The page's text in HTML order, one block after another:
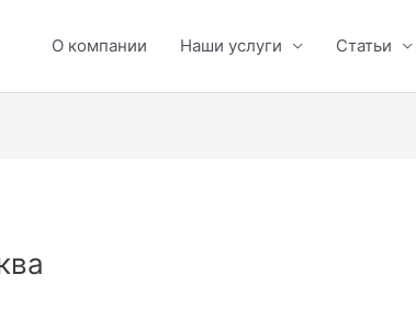
О компании Наши услуги Статьи